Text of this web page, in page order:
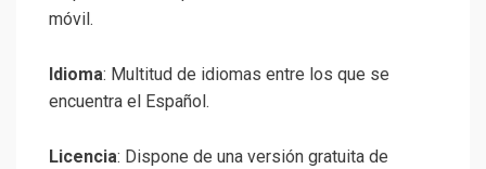
móvil.
Idioma: Multitud de idiomas entre los que se
encuentra el Español.
Licencia: Dispone de una versión gratuita de